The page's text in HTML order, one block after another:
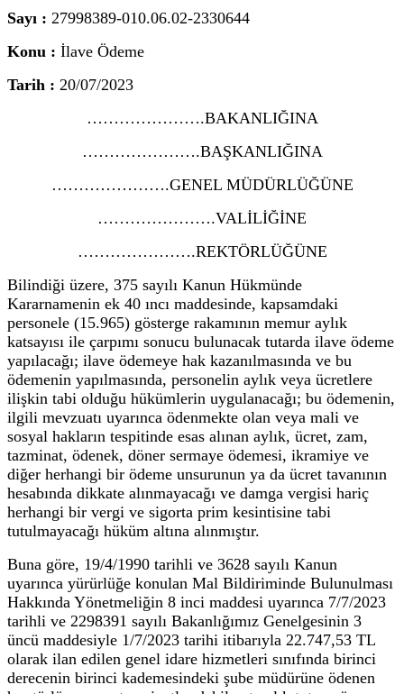
Sayı : 27998389-010.06.02-2330644
Konu : İlave Ödeme
Tarih : 20/07/2023
………………….BAKANLIĞINA
………………….BAŞKANLIĞINA
………………….GENEL MÜDÜRLÜĞÜNE
………………….VALİLİĞİNE
………………….REKTÖRLÜĞÜNE
Bilindiği üzere, 375 sayılı Kanun Hükmünde
Kararnamenin ek 40 ıncı maddesinde, kapsamdaki
personele (15.965) gösterge rakamının memur aylık
katsayısı ile çarpımı sonucu bulunacak tutarda ilave ödeme
yapılacağı; ilave ödemeye hak kazanılmasında ve bu
ödemenin yapılmasında, personelin aylık veya ücretlere
ilişkin tabi olduğu hükümlerin uygulanacağı; bu ödemenin,
ilgili mevzuatı uyarınca ödenmekte olan veya mali ve
sosyal hakların tespitinde esas alınan aylık, ücret, zam,
tazminat, ödenek, döner sermaye ödemesi, ikramiye ve
diğer herhangi bir ödeme unsurunun ya da ücret tavanının
hesabında dikkate alınmayacağı ve damga vergisi hariç
herhangi bir vergi ve sigorta prim kesintisine tabi
tutulmayacağı hüküm altına alınmıştır.
Buna göre, 19/4/1990 tarihli ve 3628 sayılı Kanun
uyarınca yürürlüğe konulan Mal Bildiriminde Bulunulması
Hakkında Yönetmeliğin 8 inci maddesi uyarınca 7/7/2023
tarihli ve 2298391 sayılı Bakanlığımız Genelgesinin 3
üncü maddesiyle 1/7/2023 tarihi itibarıyla 22.747,53 TL
olarak ilan edilen genel idare hizmetleri sınıfında birinci
derecenin birinci kademesindeki şube müdürüne ödenen